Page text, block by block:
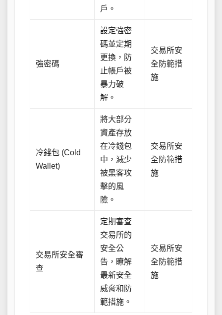
戶。
強密碼
設定強密
碼並定期
更換，防
止帳戶被
暴力破
解。
交易所安
全防範措
施
冷錢包 (Cold
Wallet)
將大部分
資產存放
在冷錢包
中，減少
被黑客攻
擊的風
險。
交易所安
全防範措
施
交易所安全審
查
定期審查
交易所的
安全公
告，瞭解
最新安全
威脅和防
範措施。
交易所安
全防範措
施